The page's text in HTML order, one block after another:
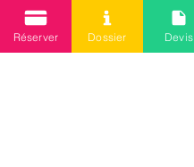
En lire plus >
Réserver Dossier Devis